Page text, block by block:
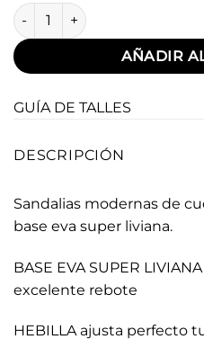
Jhoane White cantidad
AÑADIR
GUÍA DE TALLES
DESCRIPCIÓN
Sandalias modernas de
base eva super liviana.
BASE EVA SUPER
excelente rebote
HEBILLA ajusta perfecto